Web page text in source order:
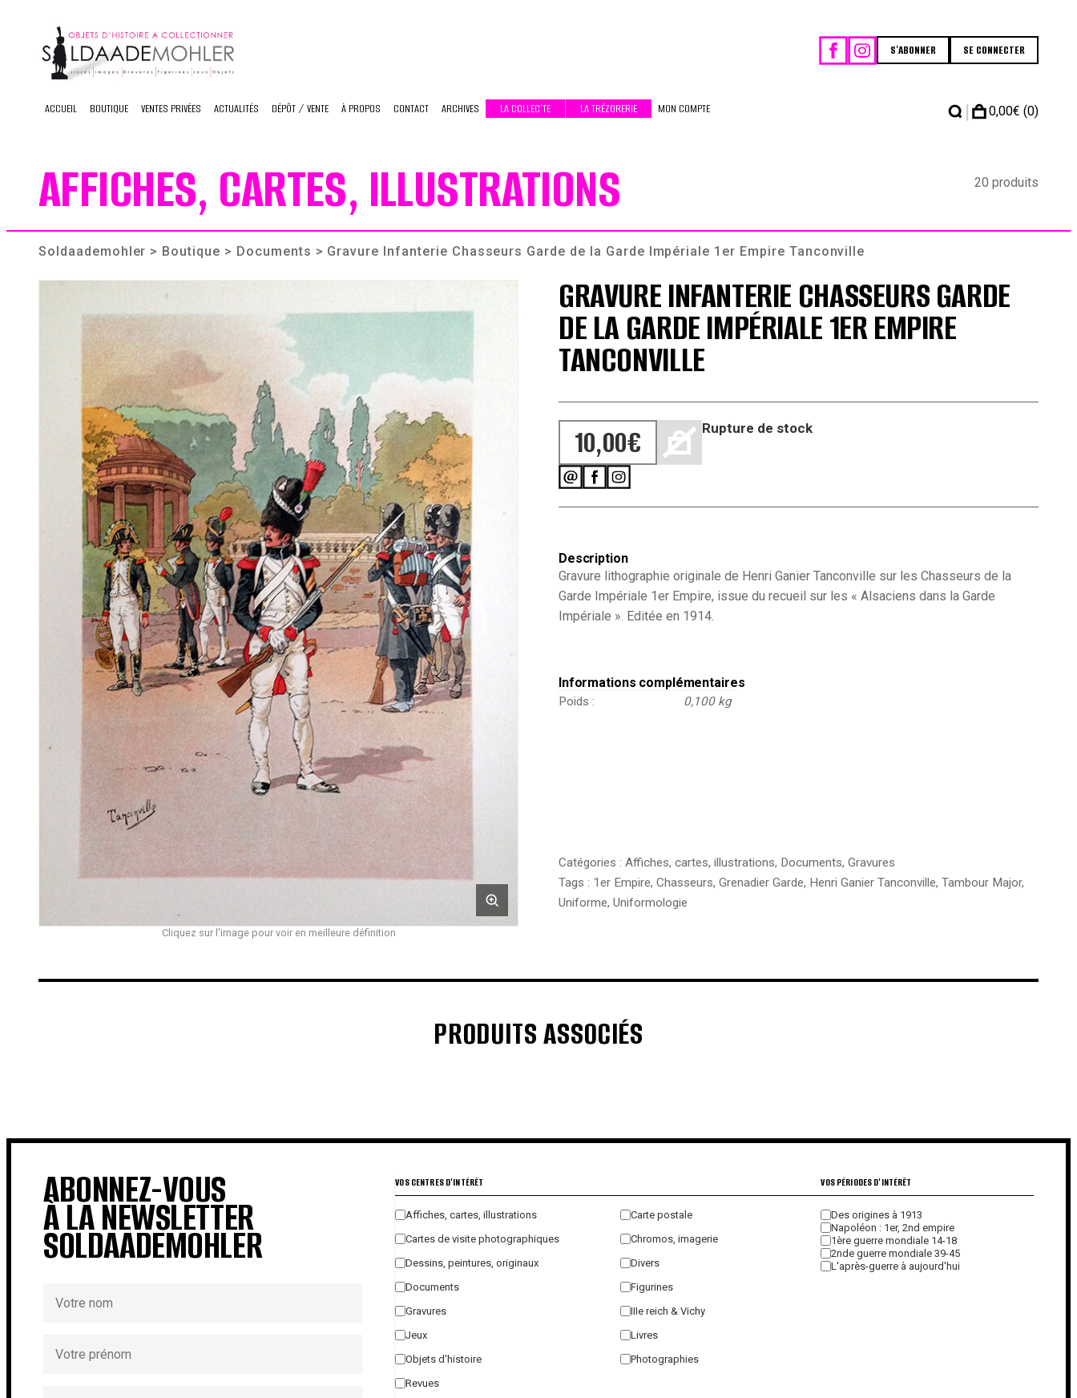
content
S'ABONNER SE CONNECTER
ACCUEIL BOUTIQUE VENTES PRIVÉES ACTUALITÉS DÉPÔT / VENTE À PROPOS CONTACT ARCHIVES LA COLLEC’TE LA TRÉZORERIE MON COMPTE | 0,00€ (0)
AFFICHES, CARTES, ILLUSTRATIONS 20 produits
Soldaademohler > Boutique > Documents > Gravure Infanterie Chasseurs Garde de la Garde Impériale 1er Empire Tanconville
Cliquez sur l'image pour voir en meilleure définition
GRAVURE INFANTERIE CHASSEURS GARDE
DE LA GARDE IMPÉRIALE 1ER EMPIRE
TANCONVILLE
10,00€ Rupture de stock
Description
Gravure lithographie originale de Henri Ganier Tanconville sur les Chasseurs de la
Garde Impériale 1er Empire, issue du recueil sur les « Alsaciens dans la Garde
Impériale ». Editée en 1914.
Informations complémentaires
Poids 0,100 kg
Catégories : Affiches, cartes, illustrations, Documents, Gravures
Tags : 1er Empire, Chasseurs, Grenadier Garde, Henri Ganier Tanconville, Tambour Major,
Uniforme, Uniformologie
PRODUITS ASSOCIÉS
€
ABONNEZ-VOUS
À LA NEWSLETTER
SOLDAADEMOHLER
VOS CENTRES D'INTÉRÊT
Affiches, cartes, illustrations
Carte postale
Cartes de visite photographiques
Chromos, imagerie
Dessins, peintures, originaux
Divers
Documents
Figurines
Gravures
IIIe reich & Vichy
Jeux
Livres
Objets d'histoire
Photographies
Revues
VOS PÉRIODES D'INTÉRÊT
Des origines à 1913
Napoléon : 1er, 2nd empire
1ère guerre mondiale 14-18
2nde guerre mondiale 39-45
L'après-guerre à aujourd'hui